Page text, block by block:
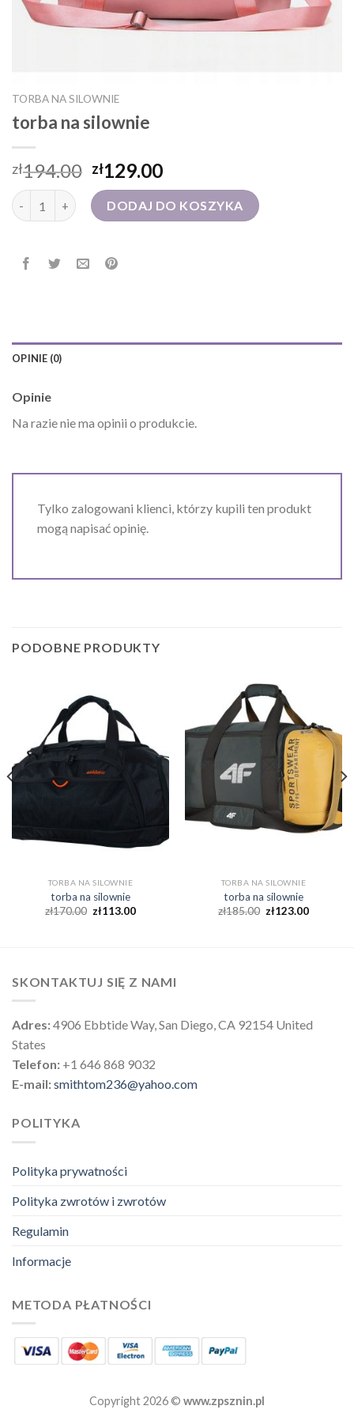
TORBA NA SILOWNIE
torba na silownie
zł194.00 zł129.00
ilość torba na silownieDODAJ DO KOSZYKA
OPINIE (0)
Opinie
Na razie nie ma opinii o produkcie.
Tylko zalogowani klienci, którzy kupili ten produkt
mogą napisać opinię.
PODOBNE PRODUKTY
TORBA NA SILOWNIE
torba na silownie
zł170.00 zł113.00
TORBA NA SILOWNIE
torba na silownie
zł185.00 zł123.00
SKONTAKTUJ SIĘ Z NAMI
Adres:4906 Ebbtide Way, San Diego, CA 92154 United
States
Telefon: +1 646 868 9032
E-mail:smithtom236@yahoo.com
POLITYKA
Polityka prywatności
Polityka zwrotów i zwrotów
Regulamin
Informacje
METODA PŁATNOŚCI
Copyright 2026 © www.zpsznin.pl